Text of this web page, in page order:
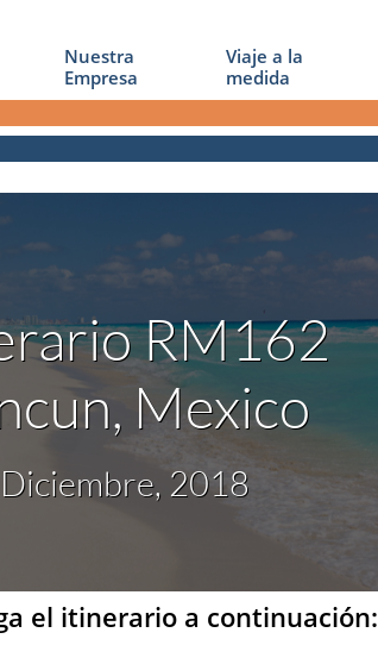
Nuestra
Empresa
Viaje a la
medida
RM162
Mexico
Diciembre, 2018
el itinerario a continuación: